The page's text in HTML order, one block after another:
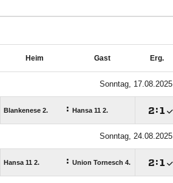
Heim Gast Erg.
Sonntag, 17.08.2025
Blankenese 2. : Hansa 11 2. :
Sonntag, 24.08.2025
Hansa 11 2. : Union Tornesch 4. :